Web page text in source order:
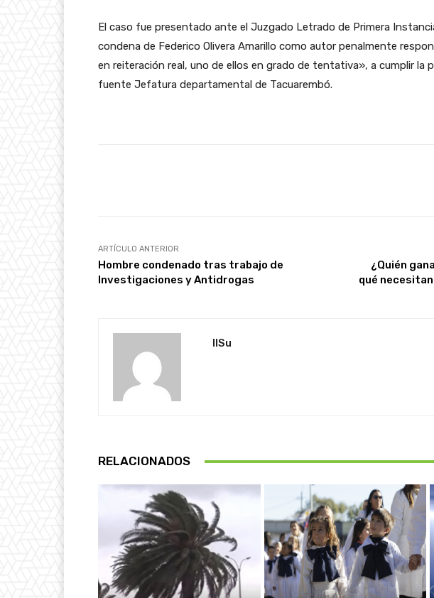
El caso fue presentado ante el Juzgado Letrado de Primera
condena de Federico Olivera Amarillo como autor penalmente
en reiteración real, uno de ellos en grado de tentativa», a cumplir la
fuente Jefatura departamental de Tacuarembó.
ARTÍCULO ANTERIOR
Hombre condenado tras trabajo de
Investigaciones y Antidrogas
¿Quién
qué
IlSu
RELACIONADOS